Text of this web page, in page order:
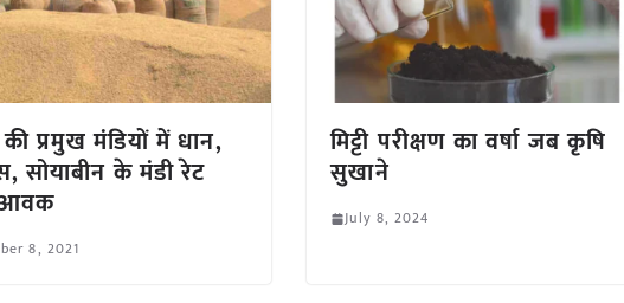
की प्रमुख मंडियों में धान,
सोयाबीन के मंडी रेट
8, 2021
मिट्टी परीक्षण का वर्षा जब कृषि
सुखाने
July 8, 2024